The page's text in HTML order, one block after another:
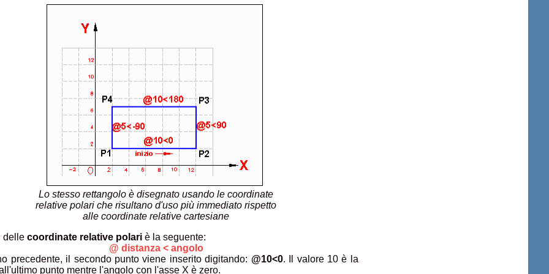
Lo stesso rettangolo è disegnato usando le coordinate
relative polari che risultano d'uso più immediato rispetto
alle coordinate relative cartesiane
delle coordinate relative polari è la seguente:
@ distanza < angolo
precedente, il secondo punto viene inserito digitando: @10<0. Il valore 10 è la
punto mentre l'angolo con l'asse X è zero.